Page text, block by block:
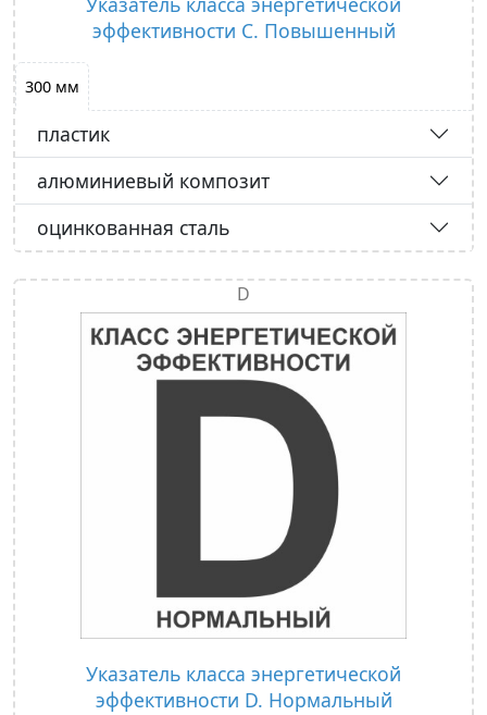
эффективности С. Повышенный
300 мм
пластик
алюминиевый композит
оцинкованная сталь
D
Указатель класса энергетической
эффективности D. Нормальный